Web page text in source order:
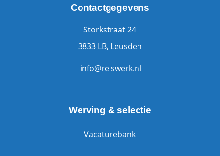
Contactgegevens
Storkstraat 24
3833 LB, Leusden
info@reiswerk.nl
Werving & selectie
Vacaturebank